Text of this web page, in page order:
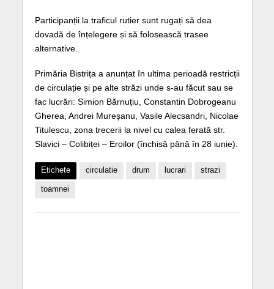
Participanții la traficul rutier sunt rugați să dea
dovadă de înțelegere și să folosească trasee
alternative.
Primăria Bistrița a anunțat în ultima perioadă restricții
de circulație și pe alte străzi unde s-au făcut sau se
fac lucrări: Simion Bărnuțiu, Constantin Dobrogeanu
Gherea, Andrei Mureșanu, Vasile Alecsandri, Nicolae
Titulescu, zona trecerii la nivel cu calea ferată str.
Slavici – Colibiței – Eroilor (închisă până în 28 iunie).
Etichete circulatie drum lucrari strazi
toamnei